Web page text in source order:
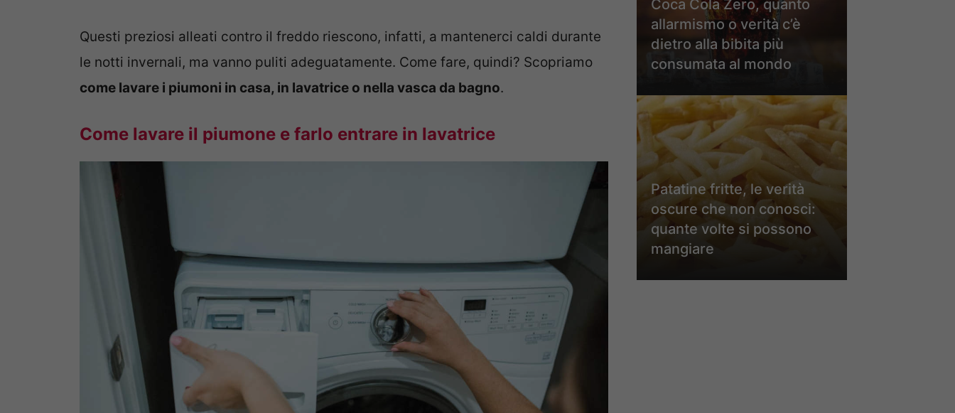
Questi preziosi alleati contro il freddo riescono, infatti, a mantenerci caldi durante
le notti invernali, ma vanno puliti adeguatamente. Come fare, quindi? Scopriamo
come lavare i piumoni in casa, in lavatrice o nella vasca da bagno.
Come lavare il piumone e farlo entrare in lavatrice
Coca Cola Zero, quanto
allarmismo o verità c’è
dietro alla bibita più
consumata al mondo
Patatine fritte, le verità
oscure che non conosci:
quante volte si possono
mangiare